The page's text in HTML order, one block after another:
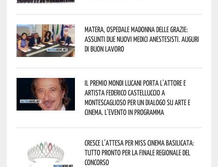
Matera, Ospedale Madonna delle Grazie:
assunti due nuovi medici anestesisti. Auguri
di buon lavoro
Il Premio Mondi Lucani porta l’attore e
artista Federico Castelluccio a
Montescaglioso per un dialogo su arte e
cinema. L’evento in programma
Cresce l’attesa per Miss Cinema Basilicata:
tutto pronto per la finale regionale del
concorso